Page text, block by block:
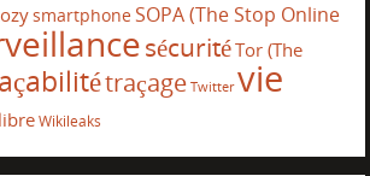
smartphoneSOPA (The Stop Online
sécuritéTor (The
traçage Twitter vie
Wikileaks